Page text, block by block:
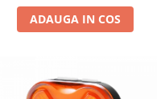
ADAUGA IN COS